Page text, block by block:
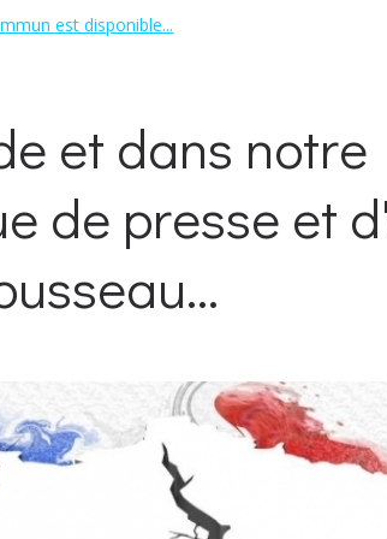
est disponible...
et dans
de presse et